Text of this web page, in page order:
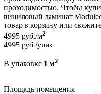
проходимостью. Чтобы
виниловый ламинат
товар в корзину или
4995 руб./м2
4995 руб./упак.
В упаковке 1 м2
Площадь помещения